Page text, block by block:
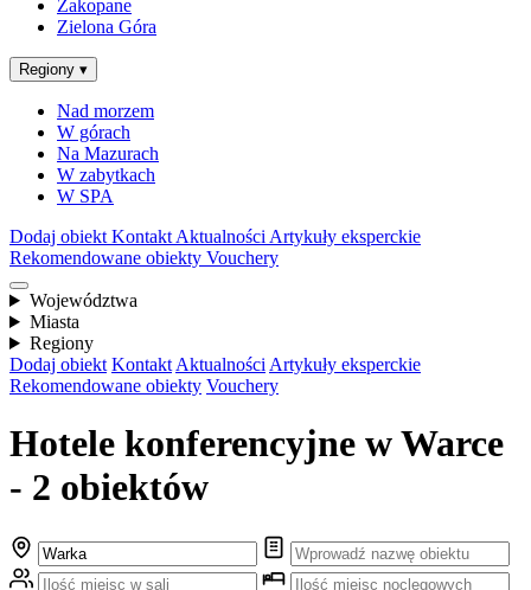
Zakopane
Zielona Góra
Regiony ▾
Nad morzem
W górach
Na Mazurach
W zabytkach
W SPA
Dodaj obiekt Kontakt Aktualności Artykuły eksperckie
Rekomendowane obiekty Vouchery
Województwa
Miasta
Regiony
Dodaj obiekt Kontakt Aktualności Artykuły eksperckie
Rekomendowane obiekty Vouchery
Hotele konferencyjne w Warce
- 2 obiektów